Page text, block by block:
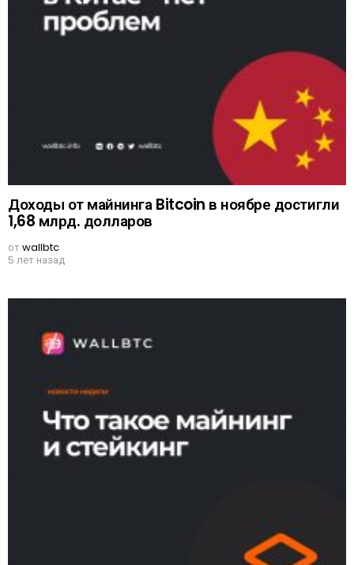
Доходы от майнинга Bitcoin в ноябре достигли
1,68 млрд. долларов
отwallbtc
5 лет назад